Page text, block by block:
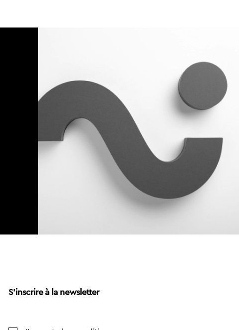
S'inscrire à la newsletter